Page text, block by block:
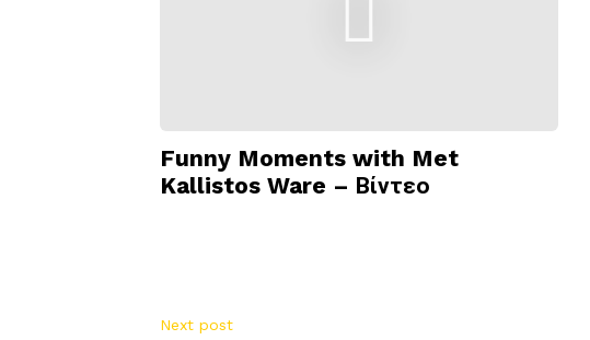
Funny Moments with Met
Kallistos Ware – Βίντεο
Next post